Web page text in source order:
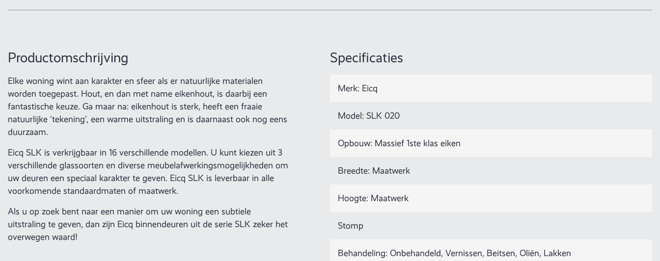
Productomschrijving
Elke woning wint aan karakter en sfeer als er natuurlijke materialen
worden toegepast. Hout, en dan met name eikenhout, is daarbij een
fantastische keuze. Ga maar na: eikenhout is sterk, heeft een fraaie
natuurlijke ‘tekening’, een warme uitstraling en is daarnaast ook nog eens
duurzaam.
Eicq SLK is verkrijgbaar in 16 verschillende modellen. U kunt kiezen uit 3
verschillende glassoorten en diverse meubelafwerkingsmogelijkheden om
uw deuren een speciaal karakter te geven. Eicq SLK is leverbaar in alle
voorkomende standaardmaten of maatwerk.
Als u op zoek bent naar een manier om uw woning een subtiele
uitstraling te geven, dan zijn Eicq binnendeuren uit de serie SLK zeker het
overwegen waard!
Specificaties
Merk: Eicq
Model: SLK 020
Opbouw: Massief 1ste klas eiken
Breedte: Maatwerk
Hoogte: Maatwerk
Stomp
Behandeling: Onbehandeld, Vernissen, Beitsen, Oliën, Lakken